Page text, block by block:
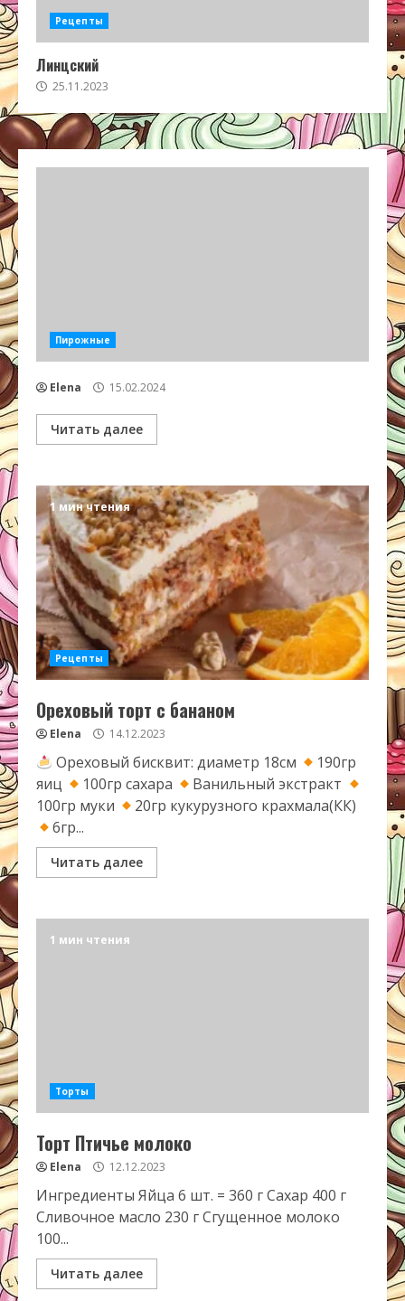
Рецепты
Линцский
25.11.2023
Пирожные
Elena 15.02.2024
Читать далее
1 мин чтения
Рецепты
Ореховый торт с бананом
Elena 14.12.2023
Ореховый бисквит: диаметр 18см
190гр
яиц
100гр сахара
Ванильный экстракт
100гр муки
20гр кукурузного крахмала(КК)
6гр...
Читать далее
1 мин чтения
Торты
Торт Птичье молоко
Elena 12.12.2023
Ингредиенты Яйца 6 шт. = 360 г Сахар 400 г
Сливочное масло 230 г Сгущенное молоко
100...
Читать далее